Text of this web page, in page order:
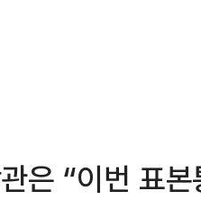
은 “이번 표